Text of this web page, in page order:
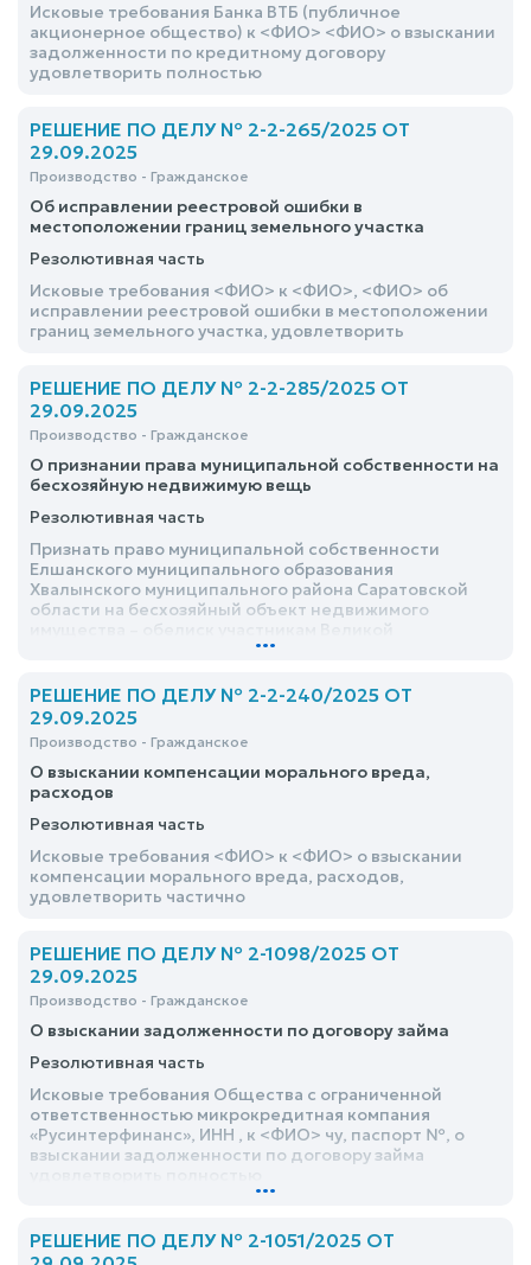
Исковые требования Банка ВТБ (публичное
акционерное общество) к <ФИО> <ФИО> о взыскании
задолженности по кредитному договору
удовлетворить полностью
РЕШЕНИЕ ПО ДЕЛУ № 2-2-265/2025 ОТ
29.09.2025
Производство - Гражданское
Об исправлении реестровой ошибки в
местоположении границ земельного участка
Резолютивная часть
Исковые требования <ФИО> к <ФИО>, <ФИО> об
исправлении реестровой ошибки в местоположении
границ земельного участка, удовлетворить
РЕШЕНИЕ ПО ДЕЛУ № 2-2-285/2025 ОТ
29.09.2025
Производство - Гражданское
О признании права муниципальной собственности на
бесхозяйную недвижимую вещь
Резолютивная часть
Признать право муниципальной собственности
Елшанского муниципального образования
Хвалынского муниципального района Саратовской
области на бесхозяйный объект недвижимого
Отечественной войны, 1975 года постройки,
по адресу: <адрес>
...
РЕШЕНИЕ ПО ДЕЛУ № 2-2-240/2025 ОТ
29.09.2025
Производство - Гражданское
О взыскании компенсации морального вреда,
расходов
Резолютивная часть
Исковые требования <ФИО> к <ФИО> о взыскании
компенсации морального вреда, расходов,
удовлетворить частично
РЕШЕНИЕ ПО ДЕЛУ № 2-1098/2025 ОТ
29.09.2025
Производство - Гражданское
О взыскании задолженности по договору займа
Резолютивная часть
Исковые требования Общества с ограниченной
ответственностью микрокредитная компания
«Русинтерфинанс», ИНН , к <ФИО> чу, паспорт №, о
взыскании задолженности по договору займа
...
РЕШЕНИЕ ПО ДЕЛУ № 2-1051/2025 ОТ